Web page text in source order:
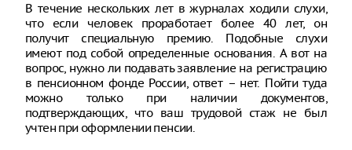
В течение нескольких лет в журналах ходили слухи,
что если человек проработает более 40 лет, он
получит специальную премию. Подобные слухи
имеют под собой определенные основания. А вот на
вопрос, нужно ли подавать заявление на регистрацию
в пенсионном фонде России, ответ – нет. Пойти туда
можно только при наличии документов,
подтверждающих, что ваш трудовой стаж не был
учтен при оформлении пенсии.